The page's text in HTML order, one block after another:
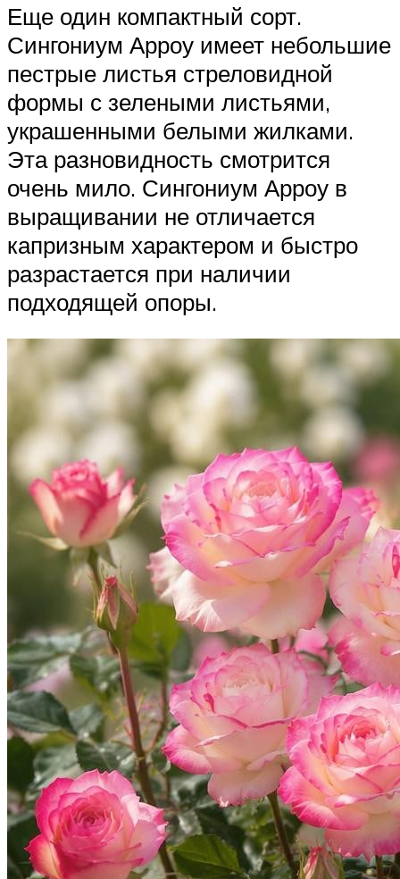
Еще один компактный сорт.
Сингониум Арроу имеет небольшие
пестрые листья стреловидной
формы с зелеными листьями,
украшенными белыми жилками.
Эта разновидность смотрится
очень мило. Сингониум Арроу в
выращивании не отличается
капризным характером и быстро
разрастается при наличии
подходящей опоры.